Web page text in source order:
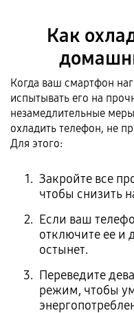
Как
Когда ваш смартфон
испытывать его на
незамедлительные
охладить телефон, не
Для этого:
Закройте все
чтобы снизить
Если ваш
отключите ее и
остынет.
Переведите
режим, чтобы